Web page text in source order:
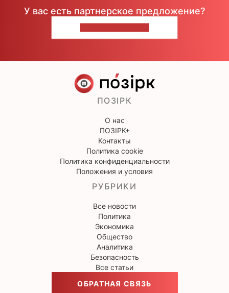
У вас есть партнерское предложение?
ПОЗІРК
О нас
ПОЗІРК+
Контакты
Политика cookie
Политика конфиденциальности
Положения и условия
РУБРИКИ
Все новости
Политика
Экономика
Общество
Аналитика
Безопасность
Все статьи
ОБРАТНАЯ СВЯЗЬ